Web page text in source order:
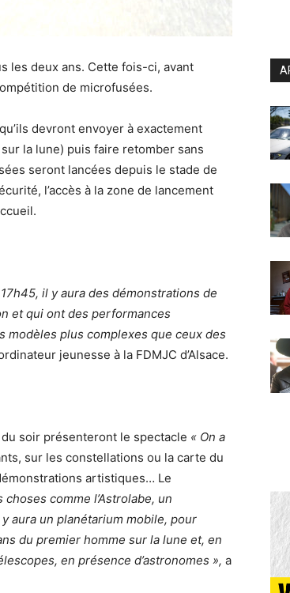
les deux ans. Cette fois-ci, avant
de microfusées.
devront envoyer à exactement
la lune) puis faire retomber sans
seront lancées depuis le stade de
l’accès à la zone de lancement
17h45, il y aura des démonstrations de
et qui ont des performances
modèles plus complexes que ceux des
jeunesse à la FDMJC d’Alsace.
soir présenteront le spectacle « On a
sur les constellations ou la carte du
artistiques… Le
comme l’Astrolabe, un
aura un planétarium mobile, pour
du premier homme sur la lune et, en
en présence d’astronomes », a